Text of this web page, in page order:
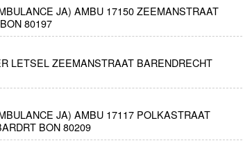
JA) AMBU 17150 ZEEMANSTRAAT
80197
LETSEL ZEEMANSTRAAT BARENDRECHT
JA) AMBU 17117 POLKASTRAAT
BON 80209